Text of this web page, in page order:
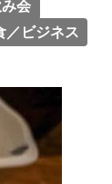
会
／ビジネス